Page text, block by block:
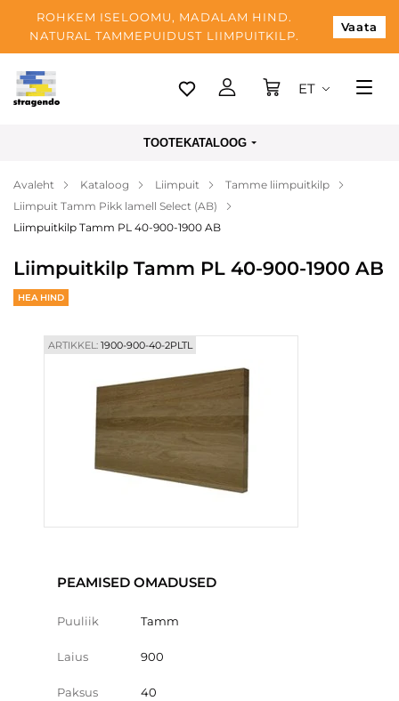
ROHKEM ISELOOMU, MADALAM HIND.
NATURAL TAMMEPUIDUST LIIMPUITKILP.
Vaata
Tallinn
Makse
Meist
Kontaktid
ET
TOOTEKATALOOG
Avaleht Kataloog Liimpuit
Tamme liimpuitkilp
Liimpuit Tamm Pikk lamell Select (AB)
Liimpuitkilp Tamm PL 40-900-1900 AB
Liimpuitkilp Tamm PL 40-900-1900 AB
HEA HIND
ARTIKKEL:1900-900-40-2PLTL
PEAMISED OMADUSED
Puuliik Tamm
Laius 900
Paksus 40